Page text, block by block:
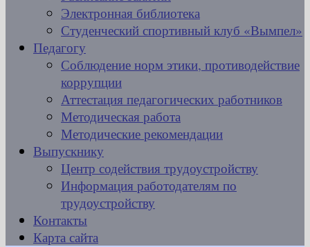
Электронная библиотека
Студенческий спортивный клуб «Вымпел»
Педагогу
Соблюдение норм этики, противодействие
коррупции
Аттестация педагогических работников
Методическая работа
Методические рекомендации
Выпускнику
Центр содействия трудоустройству
Информация работодателям по
трудоустройству
Контакты
Карта сайта